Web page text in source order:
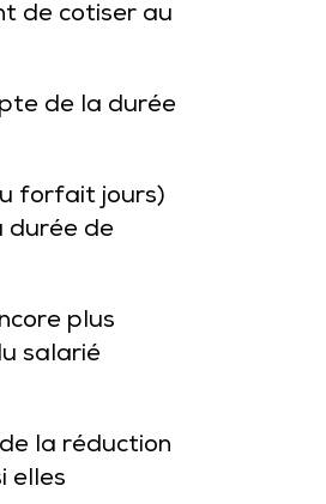
de cotiser au
de la durée
forfait jours)
durée de
plus
salarié
la réduction
elles